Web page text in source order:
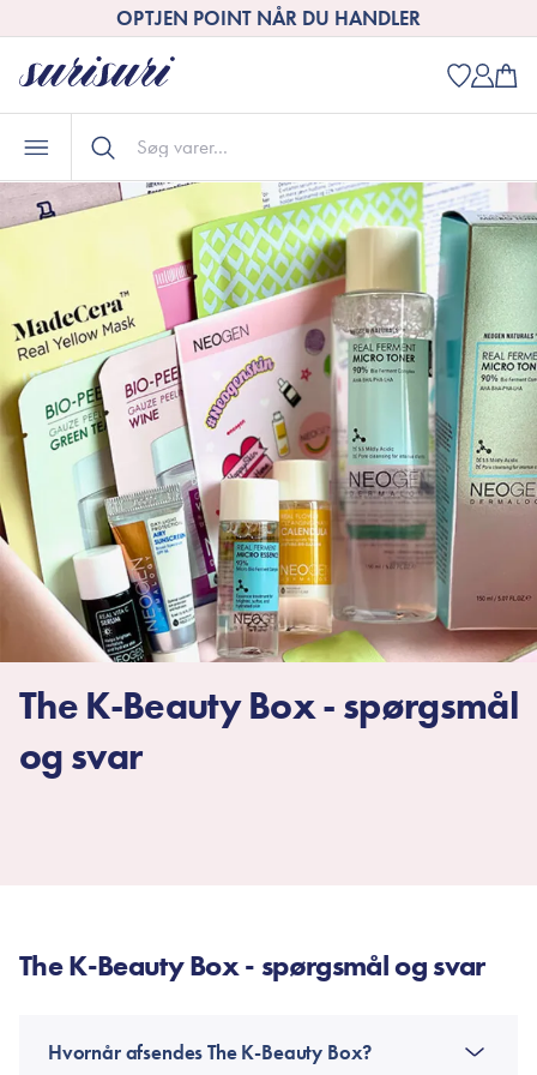
OPTJEN POINT NÅR DU HANDLER
The K-Beauty Box - spørgsmål
og svar
The K-Beauty Box - spørgsmål og svar
Hvornår afsendes The K-Beauty Box?